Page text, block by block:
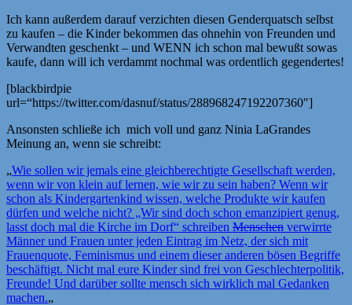
Ich kann außerdem darauf verzichten diesen Genderquatsch selbst
zu kaufen – die Kinder bekommen das ohnehin von Freunden und
Verwandten geschenkt – und WENN ich schon mal bewußt sowas
kaufe, dann will ich verdammt nochmal was ordentlich gegendertes!
[blackbirdpie
url=“https://twitter.com/dasnuf/status/288968247192207360″]
Ansonsten schließe ich mich voll und ganz Ninia LaGrandes
Meinung an, wenn sie schreibt:
„Wie sollen wir jemals eine gleichberechtigte Gesellschaft werden,
wenn wir von klein auf lernen, wie wir zu sein haben? Wenn wir
schon als Kindergartenkind wissen, welche Produkte wir kaufen
dürfen und welche nicht? „Wir sind doch schon emanzipiert genug,
lasst doch mal die Kirche im Dorf“ schreiben Menschen verwirrte
Männer und Frauen unter jeden Eintrag im Netz, der sich mit
Frauenquote, Feminismus und einem dieser anderen bösen Begriffe
beschäftigt. Nicht mal eure Kinder sind frei von Geschlechterpolitik,
Freunde! Und darüber sollte mensch sich wirklich mal Gedanken
machen.„